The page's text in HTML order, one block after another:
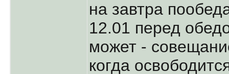
на завтра
12.01 перед
может -
когда